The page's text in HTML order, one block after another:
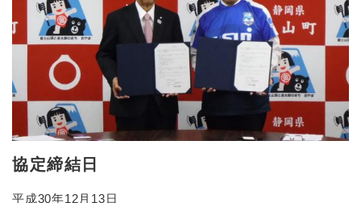
協定締結日
平成30年12月13日